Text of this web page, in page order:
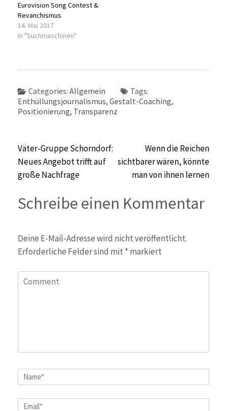
Eurovision Song Contest &
Revanchismus
14. Mai 2017
In "Suchmaschinen"
Categories: Allgemein
Tags:
Enthüllungsjournalismus, Gestalt-Coaching,
Positionierung, Transparenz
Beitragsnavigation
Väter-Gruppe Schorndorf:
Neues Angebot trifft auf
große Nachfrage
Wenn die Reichen
sichtbarer wären, könnte
man von ihnen lernen
Schreibe einen Kommentar
Deine E-Mail-Adresse wird nicht veröffentlicht.
Erforderliche Felder sind mit * markiert
Comment
Name*
Email*